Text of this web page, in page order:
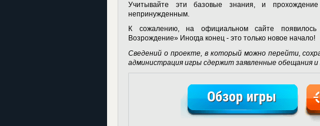
Учитывайте эти базовые знания, и
непринужденным.
К сожалению, на официальном сайте
Возрождение» Иногда конец - это только новое начало!
Сведений о проекте, в который можно перейти,
администрация игры сдержит заявленные обещания
Обзор игры